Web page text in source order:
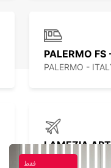
PALERMO
PALERMO -
LAMEZIA APT
LAMEZIA فقط